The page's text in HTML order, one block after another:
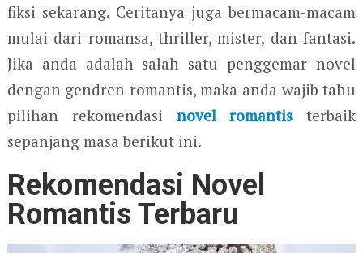
fiksi sekarang. Ceritanya juga bermacam-macam
mulai dari romansa, thriller, mister, dan fantasi.
Jika anda adalah salah satu penggemar novel
dengan gendren romantis, maka anda wajib tahu
pilihan rekomendasi novel romantis terbaik
sepanjang masa berikut ini.
Rekomendasi Novel
Romantis Terbaru